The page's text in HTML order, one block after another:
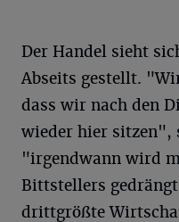
Der Handel sieht
Abseits gestellt.
dass wir nach den
wieder hier sitzen",
"irgendwann wird
Bittstellers
drittgrößte